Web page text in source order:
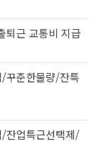
퇴근 교통비 지급
꾸준한물량/잔특
잔업특근선택제/